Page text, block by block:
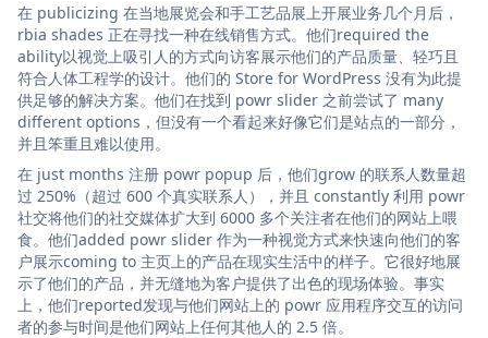
在 publicizing 在当地展览会和手工艺品展上开展业务几个月后，
rbia shades 正在寻找一种在线销售方式。他们required the
ability以视觉上吸引人的方式向访客展示他们的产品质量、轻巧且
符合人体工程学的设计。他们的 Store for WordPress 没有为此提
供足够的解决方案。他们在找到 powr slider 之前尝试了 many
different options，但没有一个看起来好像它们是站点的一部分，
并且笨重且难以使用。
在 just months 注册 powr popup 后，他们grow 的联系人数量超
过 250%（超过 600 个真实联系人），并且 constantly 利用 powr
社交将他们的社交媒体扩大到 6000 多个关注者在他们的网站上喂
食。他们added powr slider 作为一种视觉方式来快速向他们的客
户展示coming to 主页上的产品在现实生活中的样子。它很好地展
示了他们的产品，并无缝地为客户提供了出色的现场体验。事实
上，他们reported发现与他们网站上的 powr 应用程序交互的访问
者的参与时间是他们网站上任何其他人的 2.5 倍。